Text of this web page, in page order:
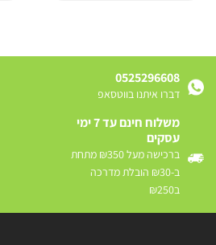
0525296608
דברו איתנו בווטסאפ
משלוח חינם עד 7 ימי
עסקים
ברכישה מעל ₪350 מתחת
ב-₪30 הובלת מדרכה
ב₪250